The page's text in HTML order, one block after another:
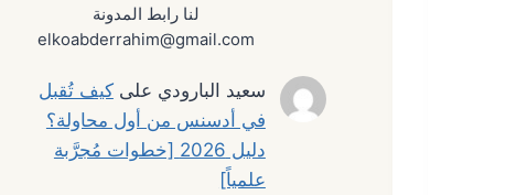
لنا رابط المدونة
elkoabderrahim@gmail.com
سعيد البارودي علىكيف تُقبل
في أدسنس من أول محاولة؟
دليل 2026 [خطوات مُجرَّبة
علمياً]